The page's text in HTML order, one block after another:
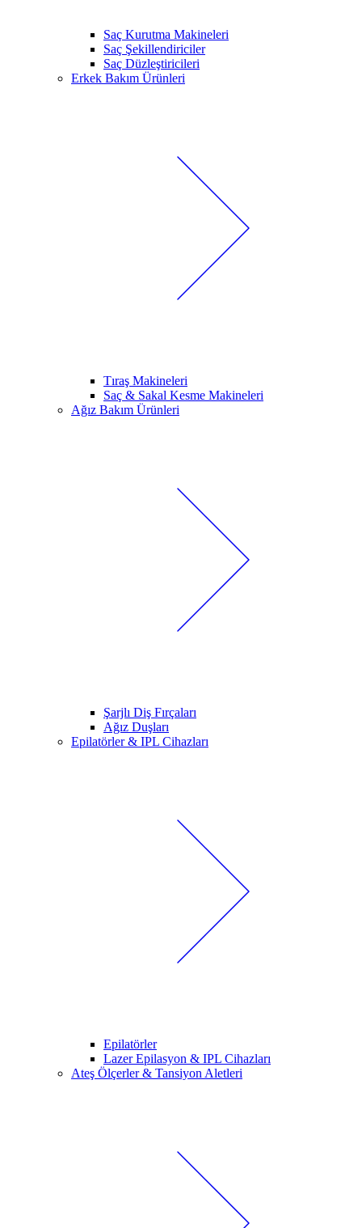
Saç Kurutma Makineleri
Saç Şekillendiriciler
Saç Düzleştiricileri
Erkek Bakım Ürünleri
Tıraş Makineleri
Saç & Sakal Kesme Makineleri
Ağız Bakım Ürünleri
Şarjlı Diş Fırçaları
Ağız Duşları
Epilatörler & IPL Cihazları
Epilatörler
Lazer Epilasyon & IPL Cihazları
Ateş Ölçerler & Tansiyon Aletleri